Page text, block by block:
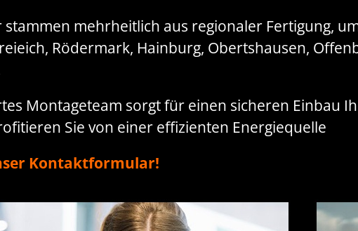
mehrheitlich aus regionaler Fertigung,
Rödermark, Hainburg, Obertshausen,
Montageteam sorgt für einen sicheren Einbau
Sie von einer effizienten Energiequelle
Kontaktformular!